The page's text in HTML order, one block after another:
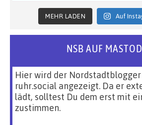
MEHR LADEN Auf
NSB AUF
Hier wird der Nordstadtblogger
ruhr.social angezeigt. Da er
lädt, solltest Du dem erst mit
zustimmen.